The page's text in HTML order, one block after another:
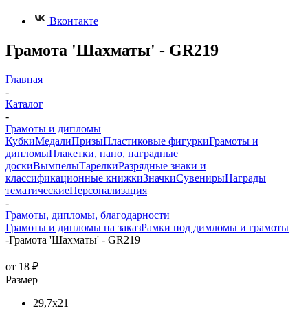
Вконтакте
Грамота 'Шахматы' - GR219
Главная
-
Каталог
-
Грамоты и дипломы
КубкиМедалиПризыПластиковые фигуркиГрамоты и
дипломыПлакетки, пано, наградные
доскиВымпелыТарелкиРазрядные знаки и
классификационные книжкиЗначкиСувенирыНаграды
тематическиеПерсонализация
-
Грамоты, дипломы, благодарности
Грамоты и дипломы на заказРамки под димломы и грамоты
-Грамота 'Шахматы' - GR219
от 18 ₽
Размер
29,7х21